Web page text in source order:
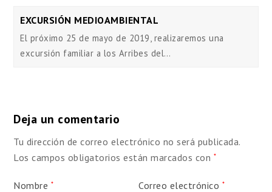
EXCURSIÓN MEDIOAMBIENTAL
El próximo 25 de mayo de 2019, realizaremos una
excursión familiar a los Arribes del…
Deja un comentario
Tu dirección de correo electrónico no será publicada.
Los campos obligatorios están marcados con *
Nombre * Correo electrónico *